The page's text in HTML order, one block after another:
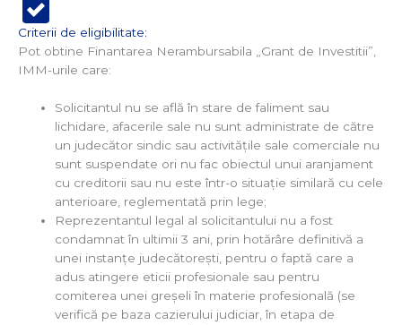
Criterii de eligibilitate:
Pot obtine Finantarea Nerambursabila „Grant de Investitii”,
IMM-urile care:
Solicitantul nu se află în stare de faliment sau
lichidare, afacerile sale nu sunt administrate de către
un judecător sindic sau activitățile sale comerciale nu
sunt suspendate ori nu fac obiectul unui aranjament
cu creditorii sau nu este într-o situație similară cu cele
anterioare, reglementată prin lege;
Reprezentantul legal al solicitantului nu a fost
condamnat în ultimii 3 ani, prin hotărâre definitivă a
unei instanțe judecătorești, pentru o faptă care a
adus atingere eticii profesionale sau pentru
comiterea unei greșeli în materie profesională (se
verifică pe baza cazierului judiciar, în etapa de